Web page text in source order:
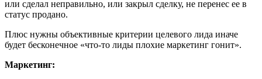
или сделал неправильно, или закрыл сделку, не перенес ее в
статус продано.
Плюс нужны объективные критерии целевого лида иначе
будет бесконечное «что-то лиды плохие маркетинг гонит».
Маркетинг: